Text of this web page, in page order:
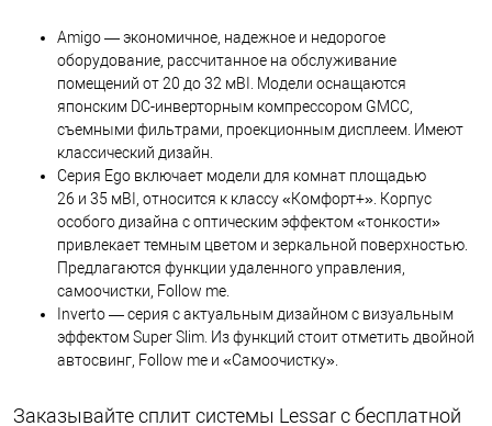
Amigo — экономичное, надежное и недорогое
оборудование, рассчитанное на обслуживание
помещений от 20 до 32 мВІ. Модели оснащаются
японским DC-инверторным компрессором GMCC,
съемными фильтрами, проекционным дисплеем. Имеют
классический дизайн.
Серия Ego включает модели для комнат площадью
26 и 35 мВІ, относится к классу «Комфорт+». Корпус
особого дизайна с оптическим эффектом «тонкости»
привлекает темным цветом и зеркальной поверхностью.
Предлагаются функции удаленного управления,
самоочистки, Follow me.
Inverto — серия с актуальным дизайном с визуальным
эффектом Super Slim. Из функций стоит отметить двойной
автосвинг, Follow me и «Самоочистку».
Заказывайте сплит системы Lessar с бесплатной